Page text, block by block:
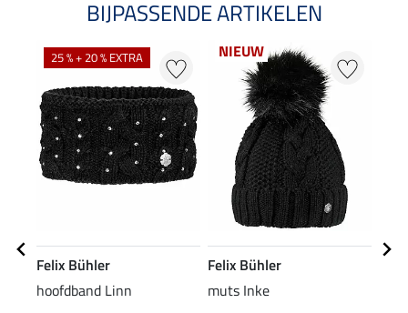
BIJPASSENDE ARTIKELEN
25 % + 20 % EXTRA
Felix Bühler
hoofdband Linn
NIEUW
Felix Bühler
muts Inke